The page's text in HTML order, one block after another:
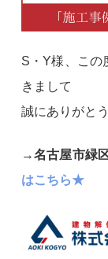
S・Y様、この
きまして
誠にありがと
→名古屋市
はこちら★